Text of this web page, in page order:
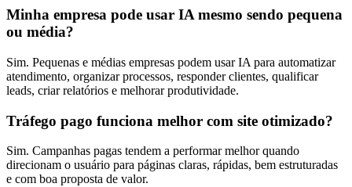
Minha empresa pode usar IA mesmo sendo pequena
ou média?
Sim. Pequenas e médias empresas podem usar IA para automatizar
atendimento, organizar processos, responder clientes, qualificar
leads, criar relatórios e melhorar produtividade.
Tráfego pago funciona melhor com site otimizado?
Sim. Campanhas pagas tendem a performar melhor quando
direcionam o usuário para páginas claras, rápidas, bem estruturadas
e com boa proposta de valor.